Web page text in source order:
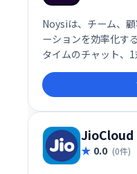
Noysiは、チーム、
ーションを効率化す
タイムのチャット、
ラウドストレージ、
提供。ビデオ通話、
し、プロジェクトの
ます。アプリ連携機
容易です。チーム、
も可能です。
JioCloud
0.0 (0件)